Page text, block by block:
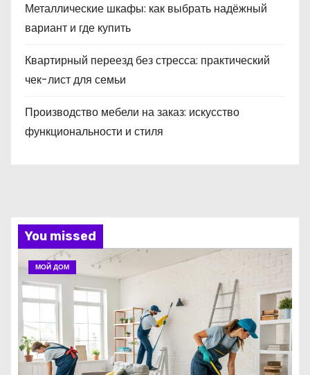
Металлические шкафы: как выбрать надёжный
вариант и где купить
Квартирный переезд без стресса: практический
чек-лист для семьи
Производство мебели на заказ: искусство
функциональности и стиля
You missed
МОЙ ДОМ